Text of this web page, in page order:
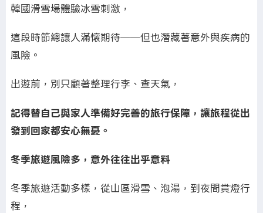
韓國滑雪場體驗冰雪刺激，
這段時節總讓人滿懷期待──但也潛藏著意外與疾病的
風險。
出遊前，別只顧著整理行李、查天氣，
記得替自己與家人準備好完善的旅行保障，讓旅程從出
發到回家都安心無憂。
冬季旅遊風險多，意外往往出乎意料
冬季旅遊活動多樣，從山區滑雪、泡湯，到夜間賞燈行
程，